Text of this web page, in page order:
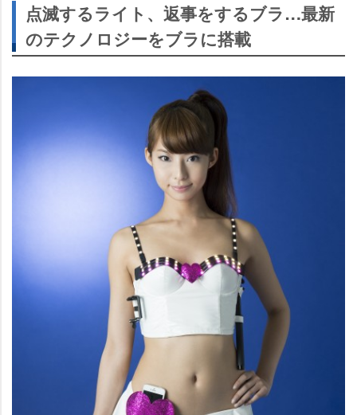
点滅するライト、返事をするブラ…最新
のテクノロジーをブラに搭載